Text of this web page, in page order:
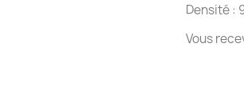
Densité :
Vous